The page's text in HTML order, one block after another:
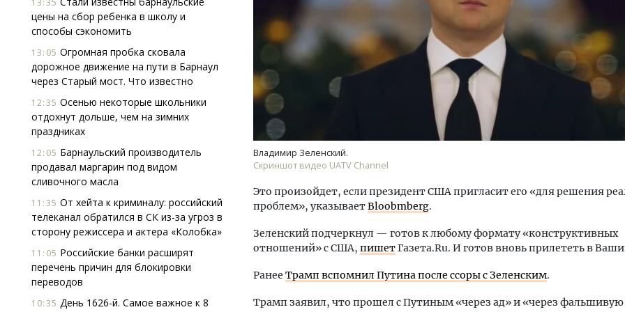
13:35
цены на сбор ребенка в школу и
способы сэкономить
13:05 Огромная пробка сковала
дорожное движение на пути в Барнаул
через Старый мост. Что известно
12:35 Осенью некоторые школьники
отдохнут дольше, чем на зимних
праздниках
12:05 Барнаульский производитель
продавал маргарин под видом
сливочного масла
11:35 От хейта к криминалу: российский
телеканал обратился в СК из-за угроз в
сторону режиссера и актера «Колобка»
11:05 Российские банки расширят
перечень причин для блокировки
переводов
10:35 День 1626-й. Самое важное к 8
Владимир Зеленский.
Скриншот видео UATV Channel
Это произойдет, если президент США пригласит его «для решения
проблем», указываетBloobmberg.
Зеленский подчеркнул — готов к любому формату «конструктивных
отношений» с США, пишетГазета.Ru. И готов вновь прилететь в
Ранее Трамп вспомнил Путина после ссоры с Зеленским.
Трамп заявил, что прошел с Путиным «через ад» и «через фальшивую
Смелость архитектурных идей.
Генеральный директор компании
ЗИАС — об эстетике городов,
трендах в фасадах и развитии рынка
Архитектурный код
земли. Мощение